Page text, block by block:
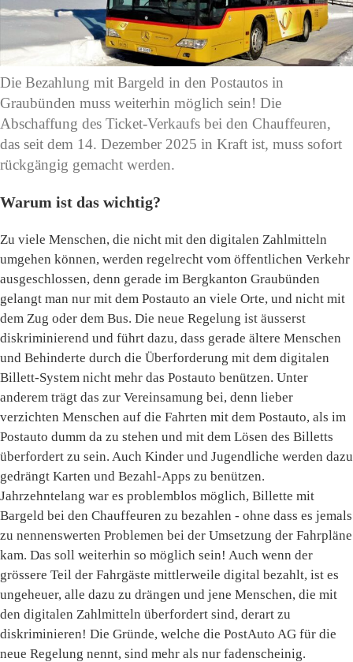
Die Bezahlung mit Bargeld in den Postautos in
Graubünden muss weiterhin möglich sein! Die
Abschaffung des Ticket-Verkaufs bei den Chauffeuren,
das seit dem 14. Dezember 2025 in Kraft ist, muss sofort
rückgängig gemacht werden.
Warum ist das wichtig?
Zu viele Menschen, die nicht mit den digitalen Zahlmitteln
umgehen können, werden regelrecht vom öffentlichen Verkehr
ausgeschlossen, denn gerade im Bergkanton Graubünden
gelangt man nur mit dem Postauto an viele Orte, und nicht mit
dem Zug oder dem Bus. Die neue Regelung ist äusserst
diskriminierend und führt dazu, dass gerade ältere Menschen
und Behinderte durch die Überforderung mit dem digitalen
Billett-System nicht mehr das Postauto benützen. Unter
anderem trägt das zur Vereinsamung bei, denn lieber
verzichten Menschen auf die Fahrten mit dem Postauto, als im
Postauto dumm da zu stehen und mit dem Lösen des Billetts
überfordert zu sein. Auch Kinder und Jugendliche werden dazu
gedrängt Karten und Bezahl-Apps zu benützen.
Jahrzehntelang war es problemblos möglich, Billette mit
Bargeld bei den Chauffeuren zu bezahlen - ohne dass es jemals
zu nennenswerten Problemen bei der Umsetzung der Fahrpläne
kam. Das soll weiterhin so möglich sein! Auch wenn der
grössere Teil der Fahrgäste mittlerweile digital bezahlt, ist es
ungeheuer, alle dazu zu drängen und jene Menschen, die mit
den digitalen Zahlmitteln überfordert sind, derart zu
diskriminieren! Die Gründe, welche die PostAuto AG für die
neue Regelung nennt, sind mehr als nur fadenscheinig.